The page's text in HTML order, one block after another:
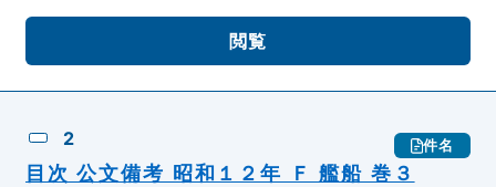
閲覧
2 件名
目次 公文備考 昭和１２年 Ｆ 艦船 巻３